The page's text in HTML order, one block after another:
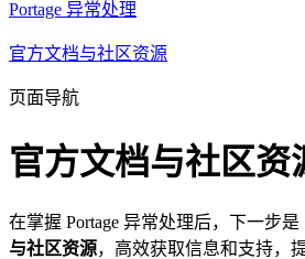
Portage 异常处理
官方文档与社区资源
页面导航
官方文档与社区资
在掌握 Portage 异常处理后，下一步是
与社区资源，高效获取信息和支持，